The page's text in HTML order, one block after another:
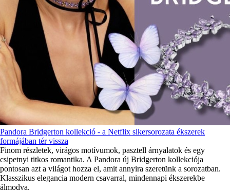
Pandora Bridgerton kollekció - a Netflix sikersorozata ékszerek
formájában tér vissza
Finom részletek, virágos motívumok, pasztell árnyalatok és egy
csipetnyi titkos romantika. A Pandora új Bridgerton kollekciója
pontosan azt a világot hozza el, amit annyira szeretünk a sorozatban.
Klasszikus elegancia modern csavarral, mindennapi ékszerekbe
álmodva.